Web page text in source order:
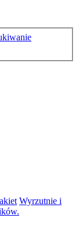
Wyrzutnie i